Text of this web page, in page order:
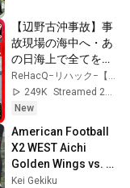
【辺野古沖事故】事
故現場の海中へ・あ
の日海上で全てを見
た核心証言
【ReHacQ高橋弘
樹・須賀川拓・今野
249K
New
American Football
X2 WEST Aichi
Golden Wings vs.
Golden Fighters
Kei Gekiku